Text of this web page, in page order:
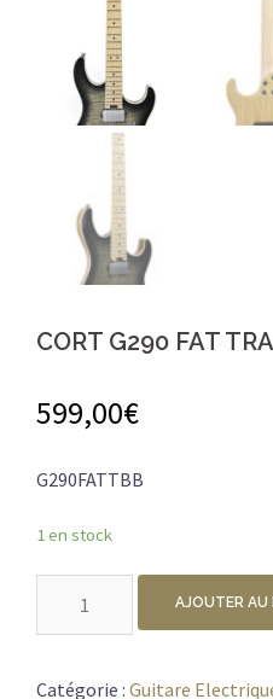
CORT G290 FAT
599,00€
G290FATTBB
1 en stock
G290
AJOUTER AU
Catégorie : Guitare